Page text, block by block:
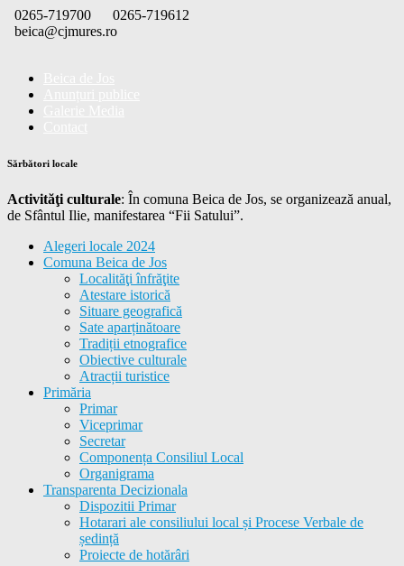
Skip
to
0265-719700
0265-719612
beica@cjmures.ro
Sărbători locale
Activităţi culturale: În comuna Beica de Jos, se organizează anual,
de Sfântul Ilie, manifestarea “Fii Satului”.
Alegeri locale 2024
Comuna Beica de Jos
Localităţi înfrăţite
Atestare istorică
Situare geografică
Sate aparținătoare
Tradiții etnografice
Obiective culturale
Atracții turistice
Primăria
Primar
Viceprimar
Secretar
Componența Consiliul Local
Organigrama
Transparenta Decizionala
Dispozitii Primar
Hotarari ale consiliului local și Procese Verbale de
ședință
Proiecte de hotărâri